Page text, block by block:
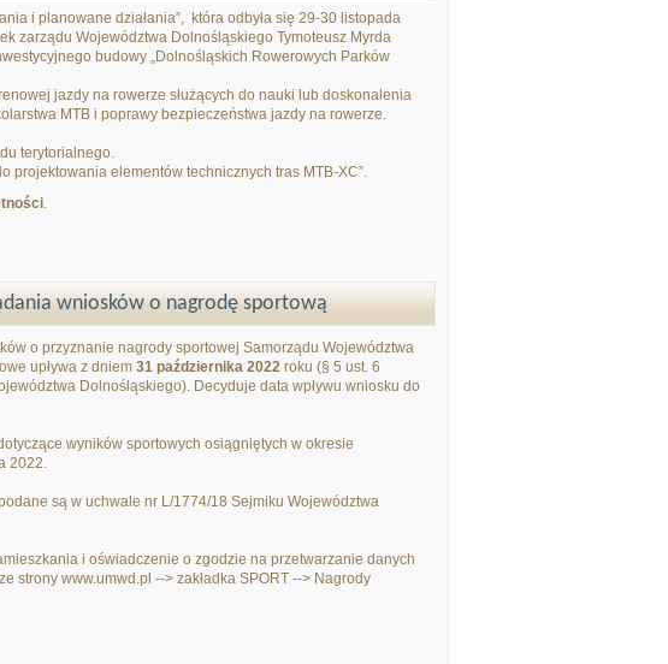
i planowane działania”, która odbyła się 29-30 listopada
zarządu Województwa Dolnośląskiego Tymoteusz Myrda
budowy „Dolnośląskich Rowerowych Parków
jazdy na rowerze służących do nauki lub doskonalenia
MTB i poprawy bezpieczeństwa jazdy na rowerze.
terytorialnego.
projektowania elementów technicznych tras MTB-XC”.
.
wniosków o nagrodę sportową
o przyznanie nagrody sportowej Samorządu Województwa
upływa z dniem 31 października 2022 roku (§ 5 ust. 6
Dolnośląskiego). Decyduje data wpływu wniosku do
wyników sportowych osiągniętych w okresie
2022.
są w uchwale nr L/1774/18 Sejmiku Województwa
i oświadczenie o zgodzie na przetwarzanie danych
strony www.umwd.pl --> zakładka SPORT --> Nagrody